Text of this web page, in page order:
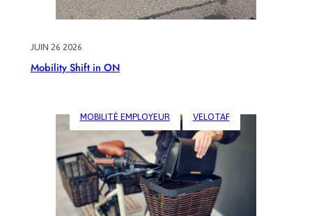
JUIN 26 2026
Mobility Shift in ON
MOBILITÉ EMPLOYEUR VELOTAF